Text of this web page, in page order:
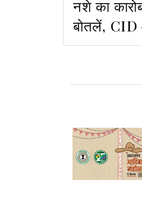
नशे का
बोतलें, CID